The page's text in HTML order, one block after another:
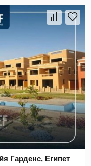
Гарденс, Египет